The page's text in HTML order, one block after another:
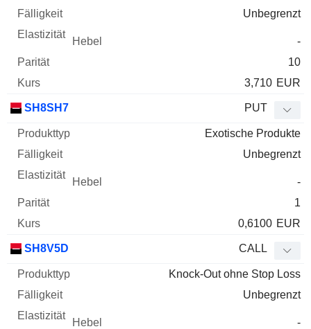
Unbegrenzt
-
10
3,710 EUR
SH8SH7 PUT
Exotische Produkte
Unbegrenzt
-
1
0,6100 EUR
SH8V5D CALL
Knock-Out ohne Stop Loss
Unbegrenzt
-